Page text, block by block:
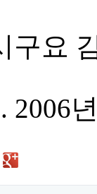
구요
2006